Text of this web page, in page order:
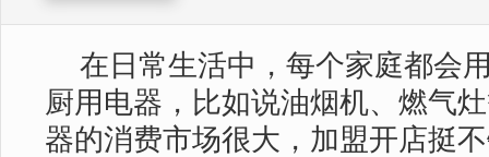
在日常生活中，每个家庭都会
厨用电器，比如说油烟机、燃气
器的消费市场很大，加盟开店挺